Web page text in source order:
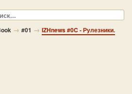
→ #01 → IZHnews #0C - Рулезники.